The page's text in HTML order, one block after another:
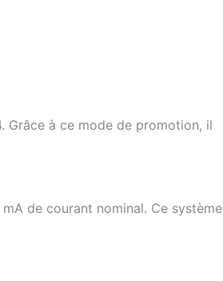
Grâce à ce mode de promotion, il
de courant nominal. Ce système